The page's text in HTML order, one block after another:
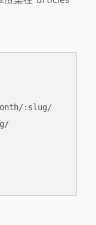
:slug/